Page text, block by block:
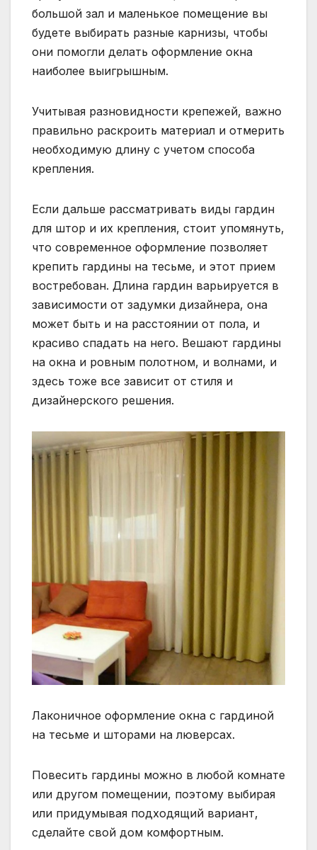
большой зал и маленькое помещение вы
будете выбирать разные карнизы, чтобы
они помогли делать оформление окна
наиболее выигрышным.
Учитывая разновидности крепежей, важно
правильно раскроить материал и отмерить
необходимую длину с учетом способа
крепления.
Если дальше рассматривать виды гардин
для штор и их крепления, стоит упомянуть,
что современное оформление позволяет
крепить гардины на тесьме, и этот прием
востребован. Длина гардин варьируется в
зависимости от задумки дизайнера, она
может быть и на расстоянии от пола, и
красиво спадать на него. Вешают гардины
на окна и ровным полотном, и волнами, и
здесь тоже все зависит от стиля и
дизайнерского решения.
Лаконичное оформление окна с гардиной
на тесьме и шторами на люверсах.
Повесить гардины можно в любой комнате
или другом помещении, поэтому выбирая
или придумывая подходящий вариант,
сделайте свой дом комфортным.